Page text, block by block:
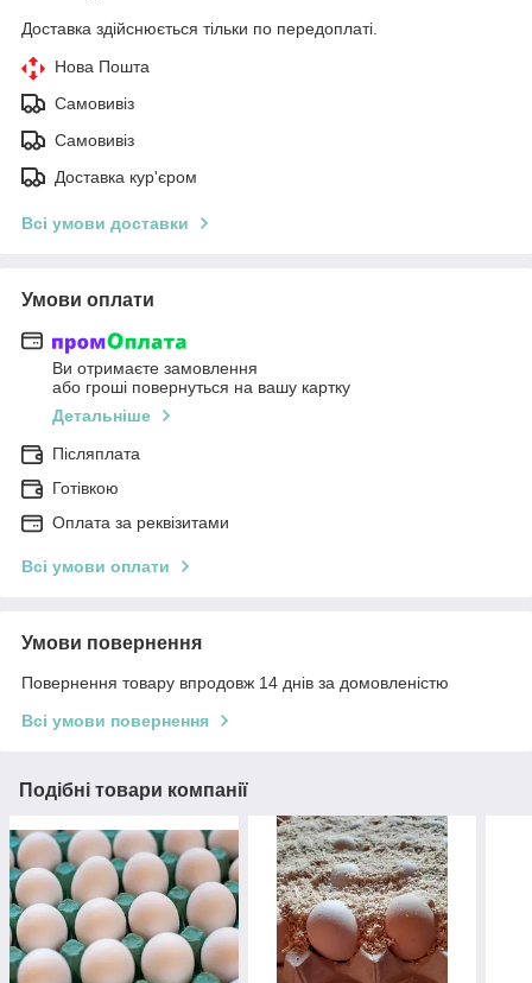
Доставка здійснюється тільки по передоплаті.
Нова Пошта
Самовивіз
Самовивіз
Доставка кур'єром
Всі умови доставки
Умови оплати
Ви отримаєте замовлення
або гроші повернуться на вашу картку
Детальніше
Післяплата
Готівкою
Оплата за реквізитами
Всі умови оплати
Умови повернення
Повернення товару впродовж 14 днів за домовленістю
Всі умови повернення
Подібні товари компанії